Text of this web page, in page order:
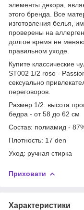
элементы декора,
этого бренда. Все
изготовления белья,
проверены на
долгое время не
правильном уходе.
Купите классические
ST002 1/2 roso -
сексуально
переговоров.
Размер 1/2: высота
бедра - от 58 до 62 см
Состав: полиамид -
Плотность: 17 den
Уход: ручная стирка
Приховати
Характеристики